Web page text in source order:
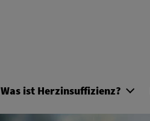
Was ist Herzinsuffizienz?